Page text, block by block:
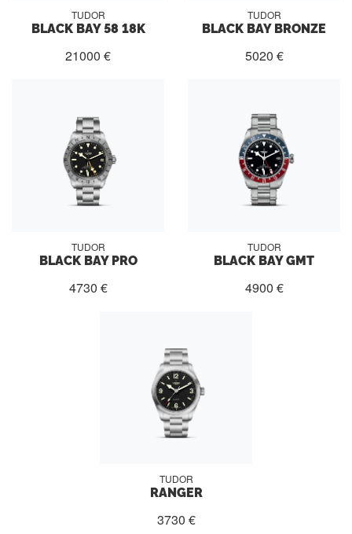
TUDOR
BLACK BAY 58 18K
21000 €
TUDOR
BLACK BAY BRONZE
5020 €
TUDOR
BLACK BAY PRO
4730 €
TUDOR
BLACK BAY GMT
4900 €
TUDOR
RANGER
3730 €